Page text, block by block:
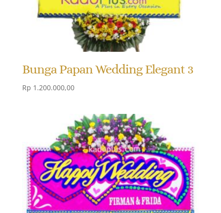
Bunga Papan Wedding Elegant 3
Rp 1.200.000,00